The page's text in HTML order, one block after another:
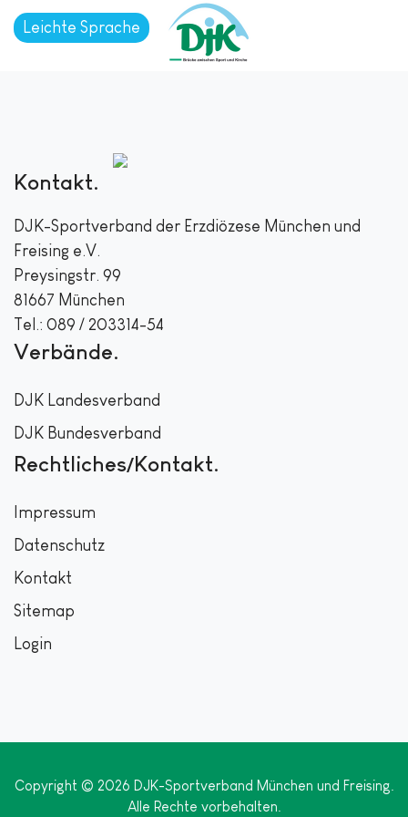
Leichte Sprache
Kontakt
DJK-Sportverband der Erzdiözese München und
Freising e.V.
Preysingstr. 99
81667 München
Tel.: 089 / 203314-54
Verbände
DJK Landesverband
DJK Bundesverband
Rechtliches/Kontakt
Impressum
Datenschutz
Kontakt
Sitemap
Login
Copyright © 2026 DJK-Sportverband München und Freising.
Alle Rechte vorbehalten.